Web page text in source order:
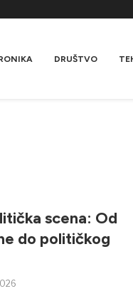
DRUŠTVO
scena: Od
do političkog